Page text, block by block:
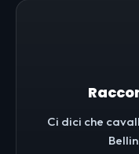
Ci dici che